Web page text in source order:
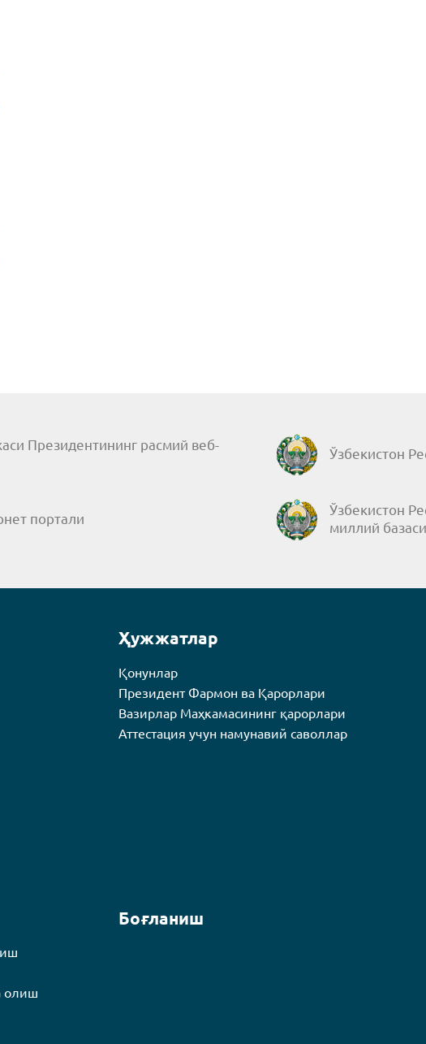
Президентининг расмий веб-
Ўзбекистон
портали
Ўзбекистон
миллий базаси
Ҳужжатлар
Қонунлар
Президент Фармон ва Қарорлари
Вазирлар Маҳкамасининг қарорлари
Аттестация учун намунавий саволлар
олиш
Боғланиш